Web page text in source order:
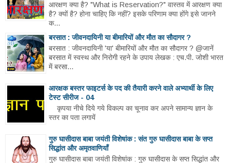
आरक्षण क्या है? "What is Reservation?" वास्तव में आरक्षण क्या
है? क्यों है? होना चाहिए कि नहीं? इसके परिणाम क्या होंगे इसे जानने
क...
बरसात : जीवनदायिनी या बीमारियों और मौत का सौदागर ?
बरसात : जीवनदायिनी 'या' बीमारियों और मौत का सौदागर ? @जानें
बरसात में स्वस्थ और निरोगी रहने के उपाय लेखक : एच.पी. जोशी भारत
में बरसा...
आरक्षक बस्तर फाइटर्स के पद की तैयारी करने वाले अभ्यार्थी के लिए
टेस्ट सीरीज - 04
कृपया नीचे दिये गये विकल्प का चूनाव कर अपने सामान्य ज्ञान के
स्तर का पता लगायें
गुरु घासीदास बाबा जयंती विशेषांक : संत गुरु घासीदास बाबा के सप्त
सिद्धांत और अमृतवाणियाँ
गुरु घासीदास बाबा जयंती विशेषांक : गुरु घासीदास के सप्त सिद्धांत और